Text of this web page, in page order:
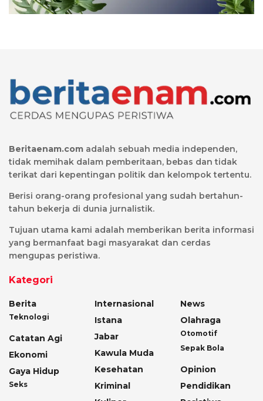
Beritaenam.com adalah sebuah media independen,
tidak memihak dalam pemberitaan, bebas dan tidak
terikat dari kepentingan politik dan kelompok tertentu.
Berisi orang-orang profesional yang sudah bertahun-
tahun bekerja di dunia jurnalistik.
Tujuan utama kami adalah memberikan berita informasi
yang bermanfaat bagi masyarakat dan cerdas
mengupas peristiwa.
Kategori
Berita
Teknologi
Catatan Agi
Ekonomi
Gaya Hidup
Seks
Internasional
Istana
Jabar
Kawula Muda
Kesehatan
Kriminal
News
Olahraga
Otomotif
Sepak Bola
Opinion
Pendidikan